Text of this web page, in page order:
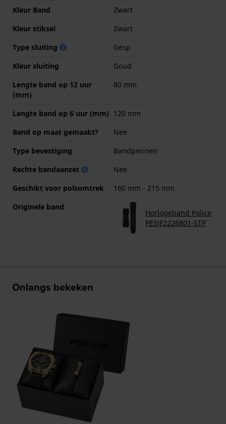
Kleur Band
Zwart
Kleur stiksel
Zwart
Type sluiting
Gesp
Kleur sluiting
Goud
Lengte band op 12 uur
(mm)
80 mm
Lengte band op 6 uur (mm) 120 mm
Band op maat gemaakt?
Nee
Type bevestiging
Bandpennen
Rechte bandaanzet
Nee
Geschikt voor polsomtrek
160 mm - 215 mm
Originele band
Horlogeband Police
PESJF2226801-STP
Onlangs bekeken